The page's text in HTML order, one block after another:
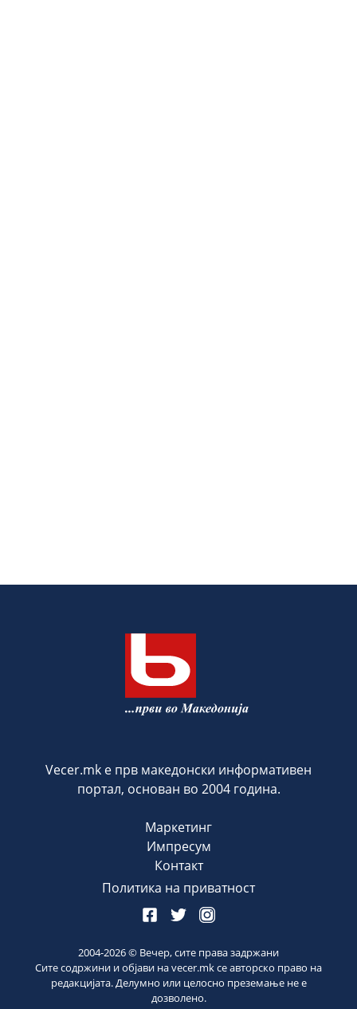
Vecer.mk е прв македонски информативен
портал, основан во 2004 година.
Маркетинг
Импресум
Контакт
Политика на приватност
2004-2026© Вечер, сите права задржани
Сите содржини и објави на vecer.mk се авторско право на
редакцијата. Делумно или целосно преземање не е
дозволено.